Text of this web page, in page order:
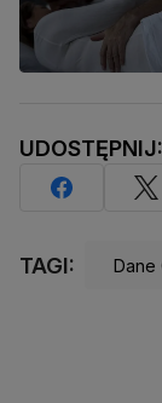
UDOSTĘPNIJ:
TAGI: Dane